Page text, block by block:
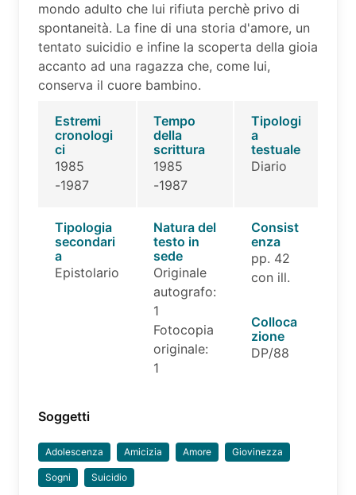
mondo adulto che lui rifiuta perchè privo di
spontaneità. La fine di una storia d'amore, un
tentato suicidio e infine la scoperta della gioia
accanto ad una ragazza che, come lui,
conserva il cuore bambino.
Estremi
cronologi
ci
1985
-1987
Tempo
della
scrittura
1985
-1987
Tipologi
a
testuale
Diario
Tipologia
secondari
a
Epistolario
Natura del
testo in
sede
Originale
autografo:
1
Fotocopia
originale:
1
Consist
enza
pp. 42
con ill.
Colloca
zione
DP/88
Soggetti
Adolescenza Amicizia Amore Giovinezza
Sogni Suicidio